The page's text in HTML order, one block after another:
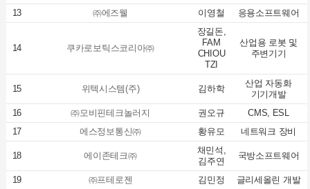
13
㈜에즈웰 이영철 응용소프트웨어
14 쿠카로보틱스코리아㈜
장길돈,
FAM
CHIOU
TZI
산업용 로봇 및
주변기기
15 위텍시스템(주) 김하학
산업 자동화
기기개발
16
㈜모비핀테크놀러지 권오규
CMS, ESL
17
에스정보통신㈜ 황유모 네트워크 장비
18 에이존테크㈜
채민석,
김주연
국방소프트웨어
19 ㈜프테로젠 김민정
글리세올린 개발